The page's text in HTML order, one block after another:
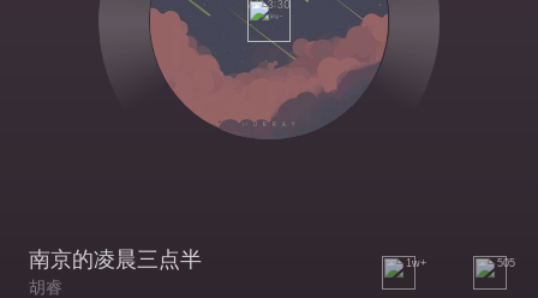
南京的凌晨三点半
胡睿
1w+ 505